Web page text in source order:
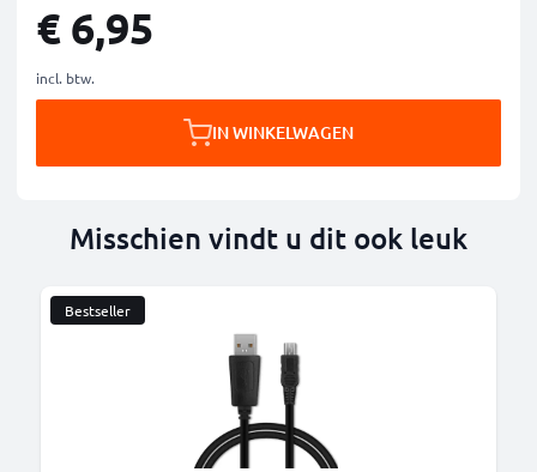
€ 6,95
incl. btw.
IN WINKELWAGEN
Misschien vindt u dit ook leuk
Bestseller